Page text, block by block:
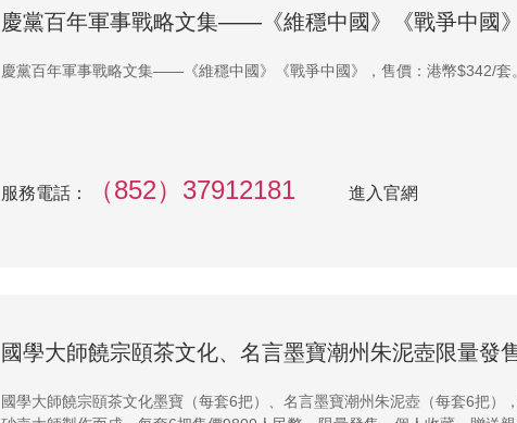
慶黨百年軍事戰略文集——《維穩中國》《戰爭中國》
慶黨百年軍事戰略文集——《維穩中國》《戰爭中國》，售價：港幣$342/套。
服務電話： （852）37912181 進入官網
國學大師饒宗頤茶文化、名言墨寶潮州朱泥壺限量發
國學大師饒宗頤茶文化墨寶（每套6把）、名言墨寶潮州朱泥壺（每套6把）